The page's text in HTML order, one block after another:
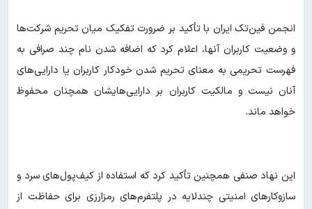
انجمن فین‌تک ایران با تأکید بر ضرورت تفکیک میان تحریم شرکت‌ها
و وضعیت کاربران آنها، اعلام کرد که اضافه شدن نام چند صرافی به
فهرست تحریمی به معنای تحریم شدن خودکار کاربران یا دارایی‌های
آنان نیست و مالکیت کاربران بر دارایی‌هایشان همچنان محفوظ
خواهد ماند.
این نهاد صنفی همچنین تأکید کرد که استفاده از کیف‌پول‌های سرد و
سازوکارهای امنیتی چندلایه در پلتفرم‌های رمزارزی برای حفاظت از